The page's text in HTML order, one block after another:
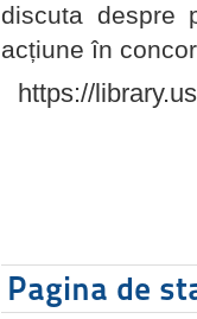
discuta despre
acțiune în
https://
Pagina de